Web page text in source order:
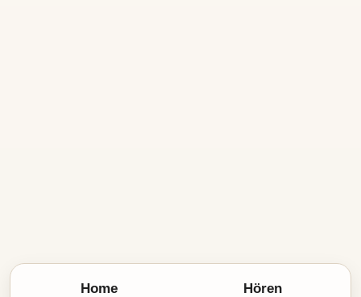
Home Hören